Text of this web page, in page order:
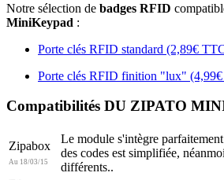
Notre sélection de badges RFID
MiniKeypad :
Porte clés RFID standard (2,89€
Porte clés RFID finition "lux"
Compatibilités DU ZIPATO
Zipabox
Au 18/03/15
Le module s'intègre
des codes est simplifiée,
différents..